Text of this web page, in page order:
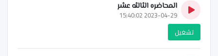
المحاضره الثالثه عشر
2023-04-29 15:40:02
تشغيل